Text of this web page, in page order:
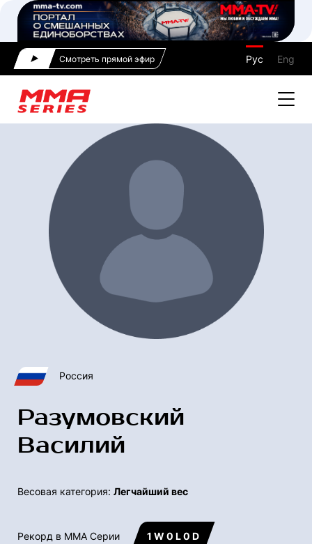
Смотреть прямой эфир Рус Eng
Россия
Разумовский
Василий
Весовая категория: Легчайший вес
Рекорд в ММА Серии 1 W 0 L 0 D